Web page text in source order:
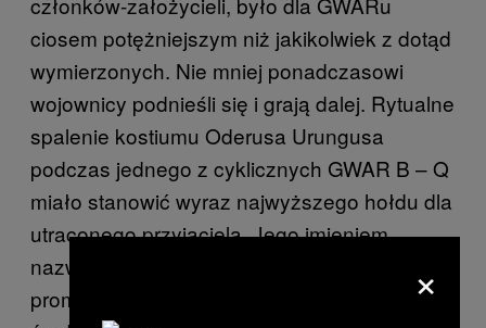
ciosem potężniejszym niż jakikolwiek z dotąd
wymierzonych. Nie mniej ponadczasowi
wojownicy podnieśli się i grają dalej. Rytualne
spalenie kostiumu Oderusa Urungusa
podczas jednego z cyklicznych GWAR B – Q
miało stanowić wyraz najwyższego hołdu dla
utraconego przyjaciela. Jego imieniem
nazwano fundację mającą w zamyśle
promować młodych artystów oraz zebrać ×